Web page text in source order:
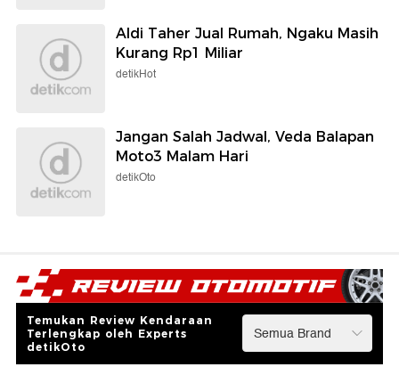
Aldi Taher Jual Rumah, Ngaku Masih
Kurang Rp1 Miliar
detikHot
Jangan Salah Jadwal, Veda Balapan
Moto3 Malam Hari
detikOto
Temukan Review Kendaraan
Terlengkap oleh Experts
detikOto